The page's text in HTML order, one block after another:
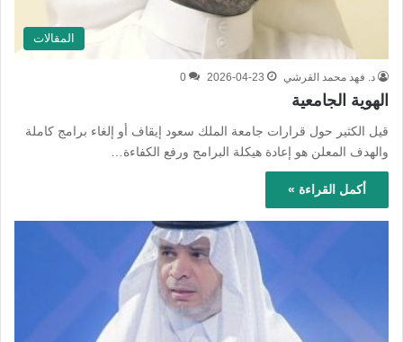
المقالات
د. فهد محمد القرشي 2026-04-23
0
الهوية الجامعية
قيل الكثير حول قرارات جامعة الملك سعود إيقاف أو إلغاء برامج كاملة
والهدف المعلن هو إعادة هيكلة البرامج ورفع الكفاءة…
أكمل القراءة »